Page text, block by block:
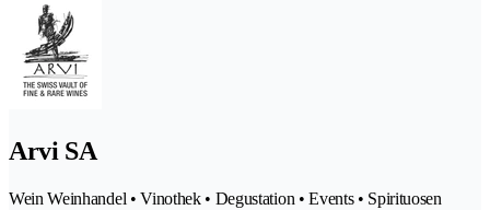
Arvi SA
Wein Weinhandel • Vinothek • Degustation • Events • Spirituosen